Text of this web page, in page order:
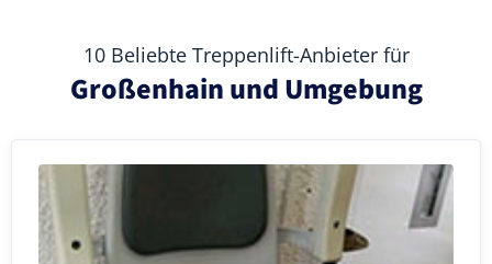
10 Beliebte Treppenlift-Anbieter für
Großenhain und Umgebung